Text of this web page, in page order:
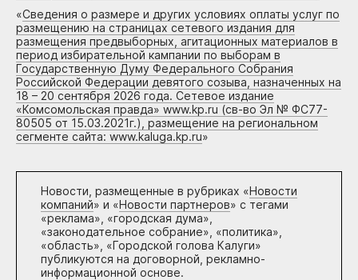
«Сведения о размере и других условиях оплаты услуг по
размещению на страницах сетевого издания для
размещения предвыборных, агитационных материалов в
период избирательной кампании по выборам в
Государственную Думу Федерального Собрания
Российской Федерации девятого созыва, назначенных на
18 – 20 сентября 2026 года. Сетевое издание
«Комсомольская правда» www.kp.ru (св-во Эл № ФС77-
80505 от 15.03.2021г.), размещение на региональном
сегменте сайта: www.kaluga.kp.ru»
Новости, размещенные в рубриках «Новости
компаний» и «Новости партнеров» с тегами
«реклама», «городская дума»,
«законодательное собрание», «политика»,
«область», «Городской голова Калуги»
публикуются на договорной, рекламно-
информационной основе.